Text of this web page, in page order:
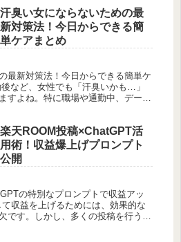
汗臭い女にならないための最
新対策法！今日からできる簡
単ケアまとめ
最新対策法！今日からできる簡単ケ
など、女性でも「汗臭いかも…」
すよね。特に職場や通勤中、デート
楽天ROOM投稿×ChatGPT活
用術！収益爆上げプロンプト
公開
の特別なプロンプトで収益アッ
収益を上げるためには、効果的な
です。しかし、多くの投稿を行う